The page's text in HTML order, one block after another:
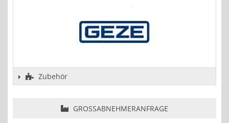
Zubehör
GROSSABNEHMERANFRAGE